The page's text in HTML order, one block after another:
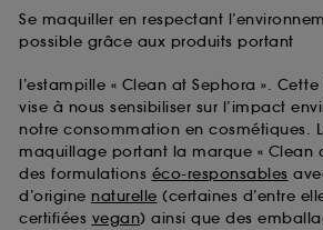
Se maquiller en respectant
possible grâce aux produits portant
l’estampille « Clean at Sephora ».
vise à nous sensibiliser sur l’impact
notre consommation en cosmétiques.
maquillage portant la marque « Clean
des formulations éco-responsables
d’origine naturelle (certaines d’entre
certifiées vegan) ainsi que des